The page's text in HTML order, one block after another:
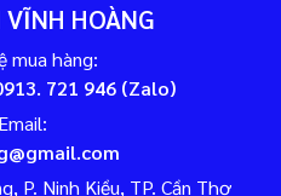
HOÀNG
mua hàng:
721 946 (Zalo)
P. Ninh Kiều, TP. Cần Thơ